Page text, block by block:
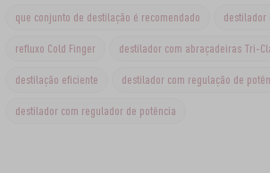
que conjunto de destilação é recomendado destilador
refluxo Cold Finger destilador com abraçadeiras Tri-
destilação eficiente destilador com regulação de
destilador com regulador de potência